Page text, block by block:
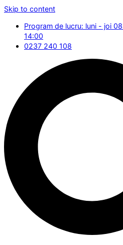
Skip to content
Program de lucru: luni - joi
14:00
0237 240 108